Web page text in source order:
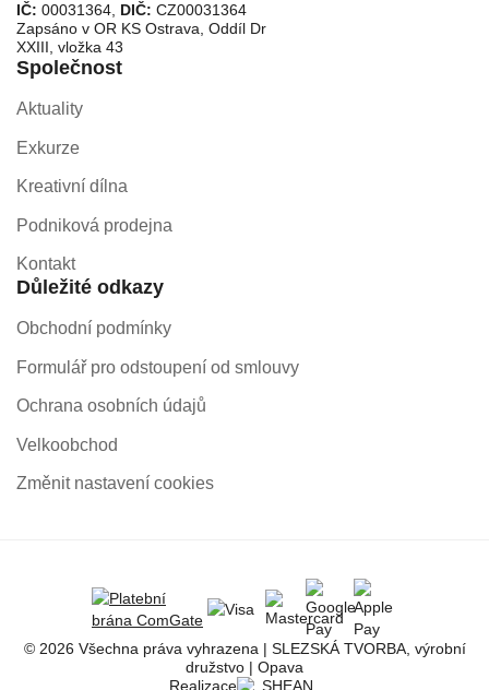
IČ: 00031364, DIČ: CZ00031364
Zapsáno v OR KS Ostrava, Oddíl Dr
XXIII, vložka 43
Společnost
Aktuality
Exkurze
Kreativní dílna
Podniková prodejna
Kontakt
Důležité odkazy
Obchodní podmínky
Formulář pro odstoupení od smlouvy
Ochrana osobních údajů
Velkoobchod
Změnit nastavení cookies
© 2026 Všechna práva vyhrazena | SLEZSKÁ TVORBA, výrobní
družstvo | Opava
Realizace